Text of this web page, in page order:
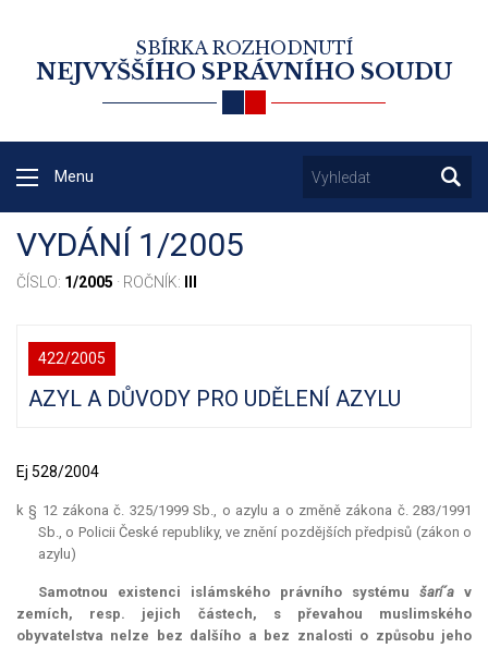
SBÍRKA ROZHODNUTÍ
NEJVYŠŠÍHO SPRÁVNÍHO SOUDU
Menu
VYDÁNÍ 1/2005
ČÍSLO: 1/2005 · ROČNÍK:
422/2005
AZYL A DŮVODY PRO UDĚLENÍ AZYLU
Ej 528/2004
k § 12 zákona č. 325/1999 Sb., o azylu a o změně zákona č. 283/1991
Sb., o Policii České republiky, ve znění pozdějších předpisů (zákon o
azylu)
Samotnou existenci islámského právního systému šarí´a v
zemích, resp. jejich částech, s převahou muslimského
obyvatelstva nelze bez dalšího a bez znalosti o způsobu jeho